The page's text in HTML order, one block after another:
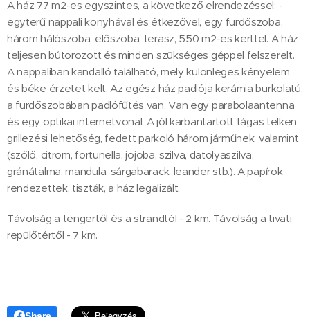
A ház 77 m2-es egyszintes, a következő elrendezéssel: -
egyterű nappali konyhával és étkezővel, egy fürdőszoba,
három hálószoba, előszoba, terasz, 550 m2-es kerttel. A ház
teljesen bútorozott és minden szükséges géppel felszerelt.
A nappaliban kandalló található, mely különleges kényelem
és béke érzetet kelt. Az egész ház padlója kerámia burkolatú,
a fürdőszobában padlófűtés van. Van egy parabolaantenna
és egy optikai internetvonal. A jól karbantartott tágas telken
grillezési lehetőség, fedett parkoló három járműnek, valamint
(szőlő, citrom, fortunella, jojoba, szilva, datolyaszilva,
gránátalma, mandula, sárgabarack, leander stb.). A papírok
rendezettek, tiszták, a ház legalizált.
Távolság a tengertől és a strandtól - 2 km. Távolság a tivati ​​
repülőtértől - 7 km.